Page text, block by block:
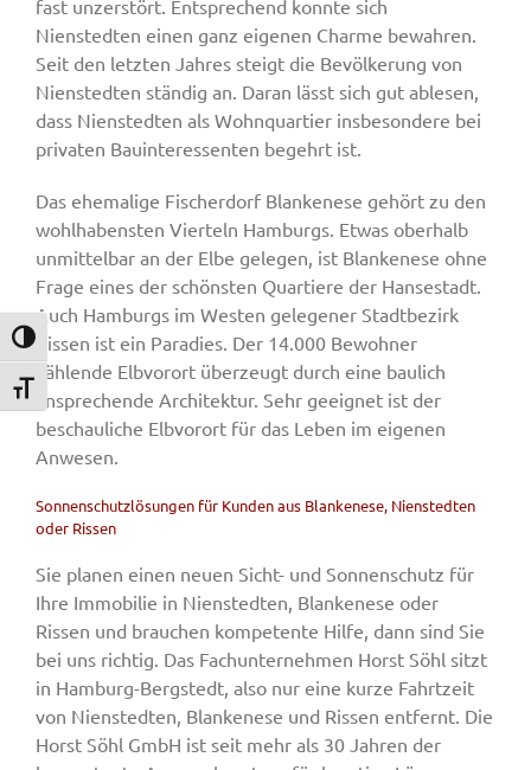
Umschalten auf hohe Kontraste
Schrift vergrößern
fast unzerstört. Entsprechend konnte sich
Nienstedten einen ganz eigenen Charme bewahren.
Seit den letzten Jahres steigt die Bevölkerung von
Nienstedten ständig an. Daran lässt sich gut ablesen,
dass Nienstedten als Wohnquartier insbesondere bei
privaten Bauinteressenten begehrt ist.
Das ehemalige Fischerdorf Blankenese gehört zu den
wohlhabensten Vierteln Hamburgs. Etwas oberhalb
unmittelbar an der Elbe gelegen, ist Blankenese ohne
Frage eines der schönsten Quartiere der Hansestadt.
Auch Hamburgs im Westen gelegener Stadtbezirk
Rissen ist ein Paradies. Der 14.000 Bewohner
zählende Elbvorort überzeugt durch eine baulich
ansprechende Architektur. Sehr geeignet ist der
beschauliche Elbvorort für das Leben im eigenen
Anwesen.
Sonnenschutzlösungen für Kunden aus Blankenese, Nienstedten
oder Rissen
Sie planen einen neuen Sicht- und Sonnenschutz für
Ihre Immobilie in Nienstedten, Blankenese oder
Rissen und brauchen kompetente Hilfe, dann sind Sie
bei uns richtig. Das Fachunternehmen Horst Söhl sitzt
in Hamburg-Bergstedt, also nur eine kurze Fahrtzeit
von Nienstedten, Blankenese und Rissen entfernt. Die
Horst Söhl GmbH ist seit mehr als 30 Jahren der